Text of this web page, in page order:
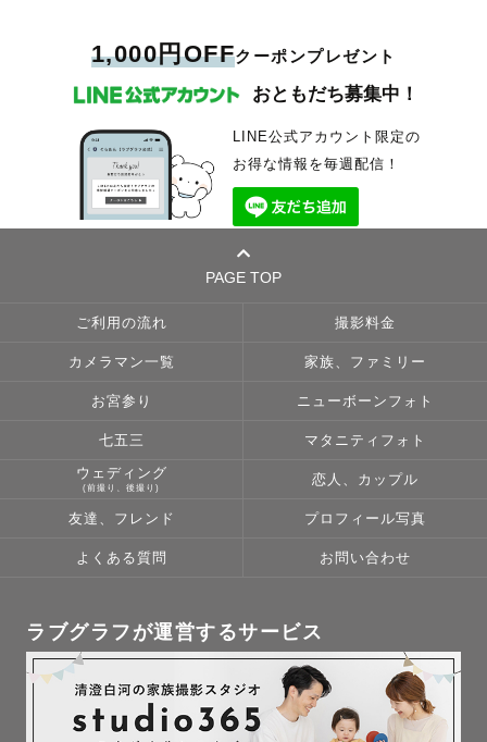
1,000円OFFクーポンプレゼント
おともだち募集中！
LINE公式アカウント限定の
お得な情報を毎週配信！
PAGE TOP
ご利用の流れ 撮影料金
カメラマン一覧 家族、ファミリー
お宮参り ニューボーンフォト
七五三 マタニティフォト
ウェディング
(前撮り、後撮り)
恋人、カップル
友達、フレンド プロフィール写真
よくある質問 お問い合わせ
ラブグラフが運営するサービス